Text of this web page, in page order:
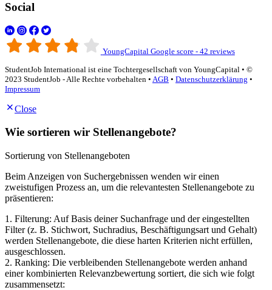
Social
YoungCapital Google score - 42 reviews
StudentJob International ist eine Tochtergesellschaft von YoungCapital • ©
2023 StudentJob - Alle Rechte vorbehalten • AGB • Datenschutzerklärung •
Impressum
Close
Wie sortieren wir Stellenangebote?
Sortierung von Stellenangeboten
Beim Anzeigen von Suchergebnissen wenden wir einen
zweistufigen Prozess an, um die relevantesten Stellenangebote zu
präsentieren:
1. Filterung: Auf Basis deiner Suchanfrage und der eingestellten
Filter (z. B. Stichwort, Suchradius, Beschäftigungsart und Gehalt)
werden Stellenangebote, die diese harten Kriterien nicht erfüllen,
ausgeschlossen.
2. Ranking: Die verbleibenden Stellenangebote werden anhand
einer kombinierten Relevanzbewertung sortiert, die sich wie folgt
zusammensetzt: